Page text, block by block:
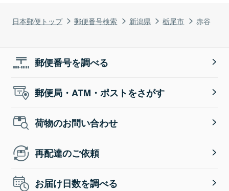
日本郵便トップ 郵便番号検索 新潟県 栃尾市 赤谷
郵便番号を調べる
郵便局・ATM・ポストをさがす
荷物のお問い合わせ
再配達のご依頼
お届け日数を調べる